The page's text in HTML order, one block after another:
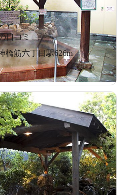
口コミ
橋筋六丁目駅626m
エ